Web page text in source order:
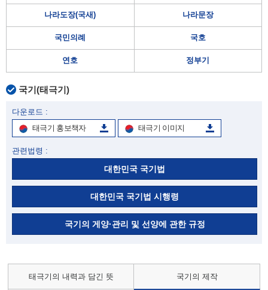
나라도장(국새) 나라문장
국민의례 국호
연호 정부기
국기(태극기)
다운로드 :
태극기 홍보책자
태극기 이미지
관련법령 :
대한민국 국기법
대한민국 국기법 시행령
국기의 게양·관리 및 선양에 관한 규정
태극기의 내력과 담긴 뜻 국기의 제작